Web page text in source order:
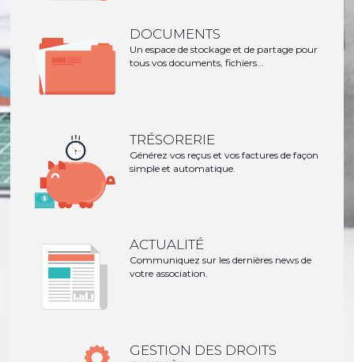
DOCUMENTS
Un espace de stockage et de partage pour
tous vos documents, fichiers...
TRÉSORERIE
Générez vos reçus et vos factures de façon
simple et automatique.
ACTUALITÉ
Communiquez sur les dernières news de
votre association.
GESTION DES DROITS